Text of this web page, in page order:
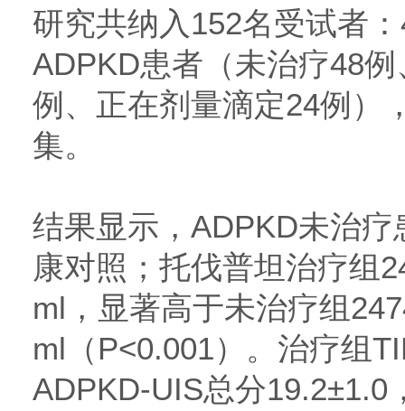
研究共纳入152名受试者
ADPKD患者（未治疗48
例、正在剂量滴定24例）
集。
结果显示，ADPKD未治
康对照；托伐普坦治疗组
ml，显著高于未治疗组
ml（P<0.001）。治疗组
ADPKD-UIS总分19.2±1.0